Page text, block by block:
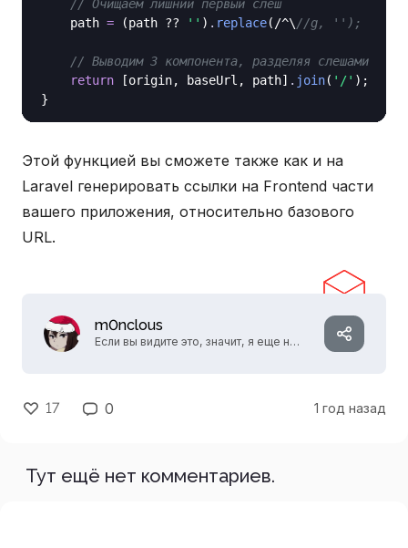
// Очищаем лишний первый слеш
    path
= (path ?? '' ) . replace(/^\ //g, '');
// Выводим 3 компонента, разделяя слешами
return [origin, baseUrl, path] . join( '/' );
Этой функцией вы сможете также как и на
Laravel генерировать ссылки на Frontend части
вашего приложения, относительно базового
URL.
m0nclous
Если вы видите это, значит, я еще не
17 0 1 год назад
Тут ещё нет комментариев.